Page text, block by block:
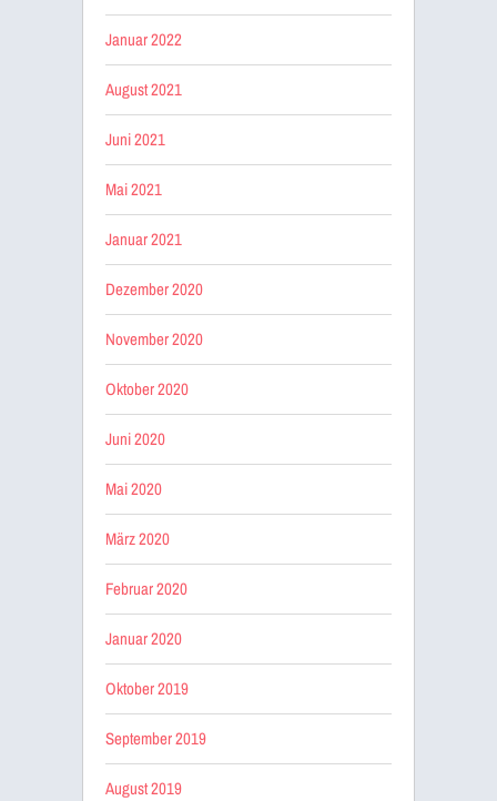
Januar 2022
August 2021
Juni 2021
Mai 2021
Januar 2021
Dezember 2020
November 2020
Oktober 2020
Juni 2020
Mai 2020
März 2020
Februar 2020
Januar 2020
Oktober 2019
September 2019
August 2019